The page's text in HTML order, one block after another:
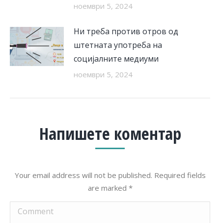
ноември 5, 2024
Ни треба против отров од
штетната употреба на
социјалните медиуми
ноември 5, 2024
Напишете коментар
Your email address will not be published. Required fields
are marked *
Comment